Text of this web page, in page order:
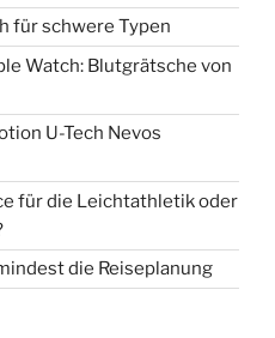
für schwere Typen
Watch: Blutgrätsche von
U-Tech Nevos
für die Leichtathletik oder
die Reiseplanung